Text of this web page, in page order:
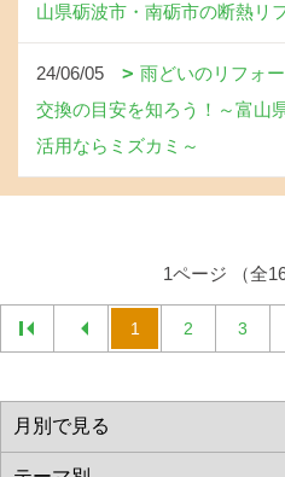
山県砺波市・南砺市の断熱リ
24/06/05
雨どいのリフォ
交換の目安を知ろう！～富山
活用ならミズカミ～
1ページ （全
1 2 3